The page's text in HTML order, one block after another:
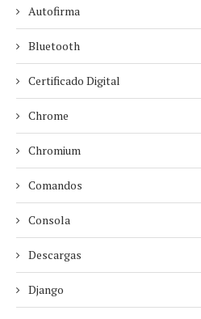
Autofirma
Bluetooth
Certificado Digital
Chrome
Chromium
Comandos
Consola
Descargas
Django